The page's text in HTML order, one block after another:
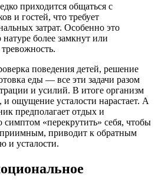
приходится общаться с
и гостей, что требует
затрат. Особенно это
натуре более замкнут или
поведения детей, решение
еды — все эти задачи разом
и усилий. В итоге организм
и ощущение усталости нарастает. А
предполагает отдых и
«перекрутить» себя, чтобы
приводит к обратным
и усталости.